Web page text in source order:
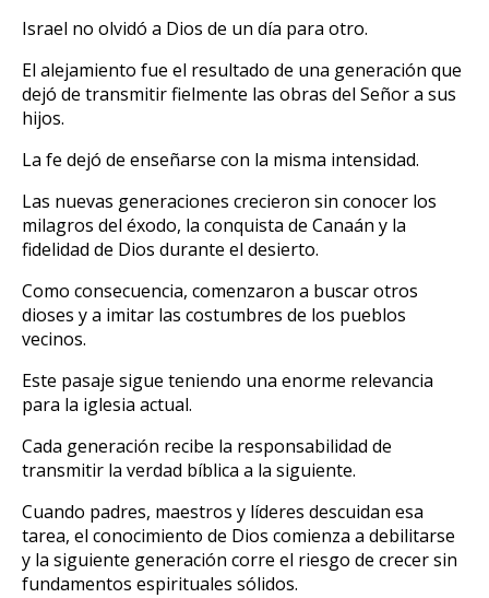
Israel no olvidó a Dios de un día para otro.
El alejamiento fue el resultado de una generación que
dejó de transmitir fielmente las obras del Señor a sus
hijos.
La fe dejó de enseñarse con la misma intensidad.
Las nuevas generaciones crecieron sin conocer los
milagros del éxodo, la conquista de Canaán y la
fidelidad de Dios durante el desierto.
Como consecuencia, comenzaron a buscar otros
dioses y a imitar las costumbres de los pueblos
vecinos.
Este pasaje sigue teniendo una enorme relevancia
para la iglesia actual.
Cada generación recibe la responsabilidad de
transmitir la verdad bíblica a la siguiente.
Cuando padres, maestros y líderes descuidan esa
tarea, el conocimiento de Dios comienza a debilitarse
y la siguiente generación corre el riesgo de crecer sin
fundamentos espirituales sólidos.